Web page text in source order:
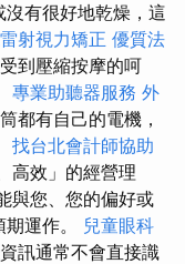
有很好地乾燥，這
射視力矯正 優質法
到壓縮按摩的呵
專業助聽器服務 外
都有自己的電機，
找台北會計師協助
高效」的經營理
與您、您的偏好或
運作。 兒童眼科
訊通常不會直接識